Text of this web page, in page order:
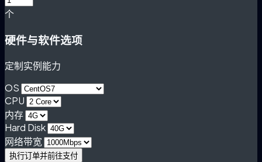
个
硬件与软件选项
定制实例能力
OS
CPU
内存
Hard Disk
网络带宽
执行订单并前往支付